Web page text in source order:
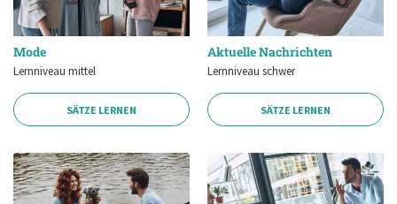
Mode
Lernniveau mittel
SÄTZE LERNEN
Aktuelle Nachrichten
Lernniveau schwer
SÄTZE LERNEN